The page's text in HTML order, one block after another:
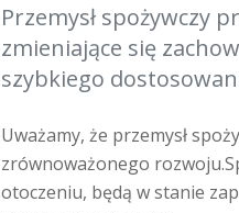
Przemysł spożywczy
zmieniające się
szybkiego
Uważamy, że przemysł
zrównoważonego
otoczeniu, będą w stanie